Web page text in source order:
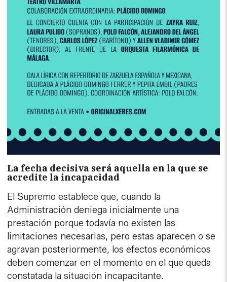
La fecha decisiva será aquella en la que se
acredite la incapacidad
El Supremo establece que, cuando la
Administración deniega inicialmente una
prestación porque todavía no existen las
limitaciones necesarias, pero estas aparecen o se
agravan posteriormente, los efectos económicos
deben comenzar en el momento en el que queda
constatada la situación incapacitante.